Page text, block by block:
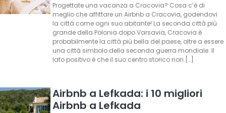
Progettate una vacanza a Cracovia? Cosa c’è di
meglio che affittare un Airbnb a Cracovia, godendovi
la città come ogni suo abitante! La seconda città più
grande della Polonia dopo Varsavia, Cracovia è
probabilmente la città più bella del paese, oltre a essere
una città simbolo della seconda guerra mondiale. Il
lato positivo è che il suo centro storico non […]
Airbnb a Lefkada: i 10 migliori
Airbnb a Lefkada